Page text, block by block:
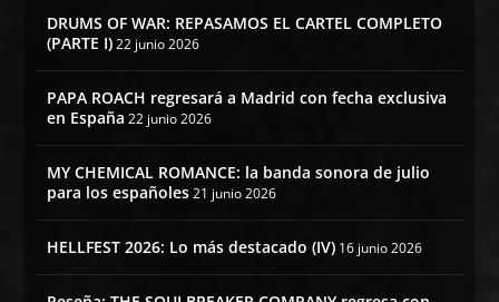
DRUMS OF WAR: REPASAMOS EL CARTEL COMPLETO
(PARTE I) 22 junio 2026
PAPA ROACH regresará a Madrid con fecha exclusiva
en España 22 junio 2026
MY CHEMICAL ROMANCE: la banda sonora de julio
para los españoles 21 junio 2026
HELLFEST 2026: Lo más destacado (IV) 16 junio 2026